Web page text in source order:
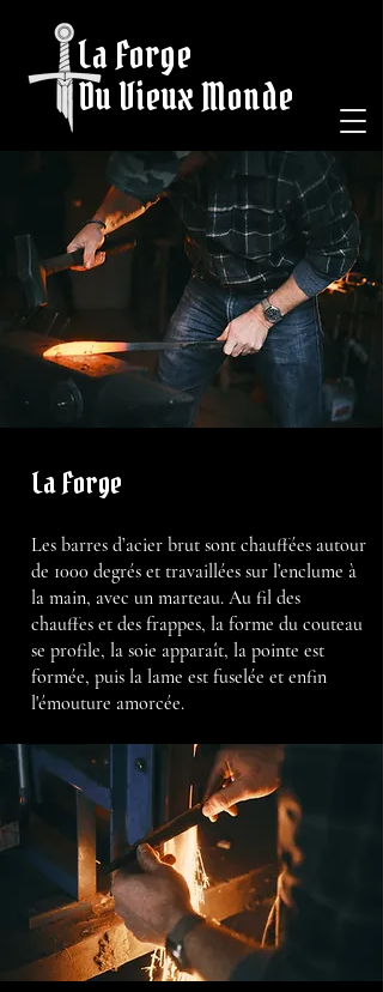
La Forge
Du Vieux Monde
La Forge
Les barres d’acier brut sont chauffées autour
de 1000 degrés et travaillées sur l’enclume à
la main, avec un marteau. Au fil des
chauffes et des frappes, la forme du couteau
se profile, la soie apparaît, la pointe est
formée, puis la lame est fuselée et enfin
l'émouture amorcée.